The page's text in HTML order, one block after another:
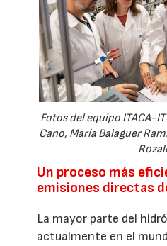
Fotos del equipo ITACA-
Cano, María Balaguer
Un proceso más
emisiones directas
La mayor parte del
actualmente en el